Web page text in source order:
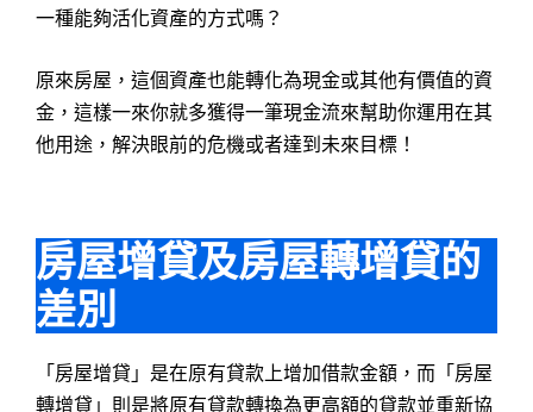
一種能夠活化資產的方式嗎？
原來房屋，這個資產也能轉化為現金或其他有價值的資
金，這樣一來你就多獲得一筆現金流來幫助你運用在其
他用途，解決眼前的危機或者達到未來目標！
房屋增貸及房屋轉增貸的
差別
「房屋增貸」是在原有貸款上增加借款金額，而「房屋
轉增貸」則是將原有貸款轉換為更高額的貸款並重新協